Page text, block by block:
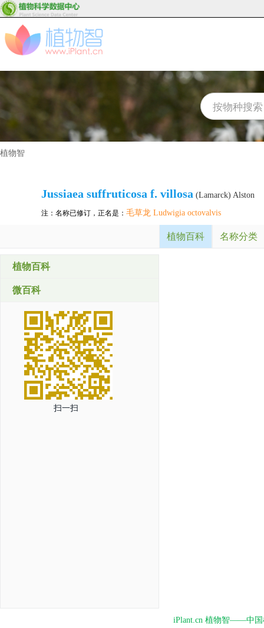
植物智
Jussiaea suffruticosa f. villosa (Lamarck) Alston
注：名称已修订，正名是： 毛草龙 Ludwigia octovalvis
植物百科 名称分类
植物百科
微百科
扫一扫
iPlant.cn 植物智——中国